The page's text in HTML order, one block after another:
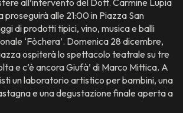
all’intervento del Dott. Carmine Lupia
proseguirà alle 21:00 in Piazza San
di prodotti tipici, vino, musica e balli
‘Fòchera’. Domenica 28 dicembre,
ospiterà lo spettacolo teatrale su tre
e c’è ancora Giufà’ di Marco Mittica. A
un laboratorio artistico per bambini, una
e una degustazione finale aperta a